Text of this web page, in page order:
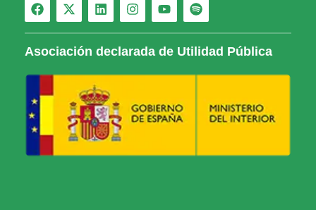
Asociación declarada de Utilidad Pública